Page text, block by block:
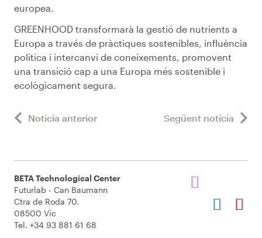
europea.
GREENHOOD transformarà la gestió de nutrients a
Europa a través de pràctiques sostenibles, influència
política i intercanvi de coneixements, promovent
una transició cap a una Europa més sostenible i
ecològicament segura.
Notícia anterior Següent notícia
BETA Technological Center
Futurlab - Can Baumann
Ctra de Roda 70.
08500 Vic
Tel. +34 93 881 61 68